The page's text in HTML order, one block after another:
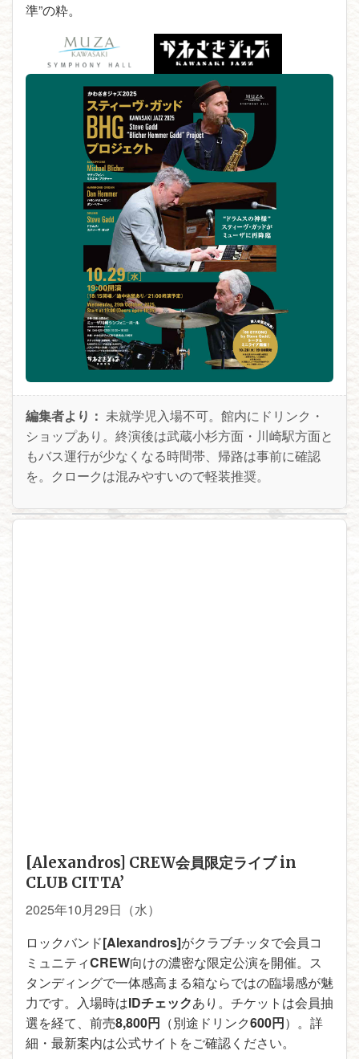
準”の粋。
編集者より： 未就学児入場不可。館内にドリンク・
ショップあり。終演後は武蔵小杉方面・川崎駅方面と
もバス運行が少なくなる時間帯、帰路は事前に確認
を。クロークは混みやすいので軽装推奨。
[Alexandros] CREW会員限定ライブ in
CLUB CITTA’
2025年10月29日（水）
ロックバンド[Alexandros]がクラブチッタで会員コ
ミュニティCREW向けの濃密な限定公演を開催。ス
タンディングで一体感高まる箱ならではの臨場感が魅
力です。入場時はIDチェックあり。チケットは会員抽
選を経て、前売8,800円 （別途ドリンク600円）。詳
細・最新案内は公式サイトをご確認ください。